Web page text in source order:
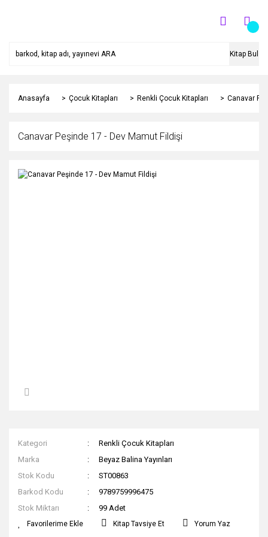
Kitap Bul
Anasayfa Çocuk Kitapları Renkli Çocuk Kitapları Canavar
Canavar Peşinde 17 - Dev Mamut Fildişi
Kategori
Renkli Çocuk Kitapları
Marka
Beyaz Balina Yayınları
Stok Kodu
ST00863
Barkod Kodu
9789759996475
Stok Miktarı
99 Adet
Kitap Tavsiye Et Yorum Yaz